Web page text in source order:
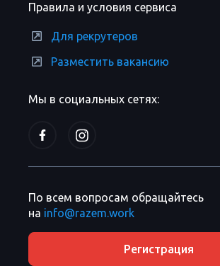
Мы в социальных сетях:
Правила и условия сервиса
Для рекрутеров
Разместить вакансию
По всем вопросам обращайтесь
на info@razem.work
Регистрация